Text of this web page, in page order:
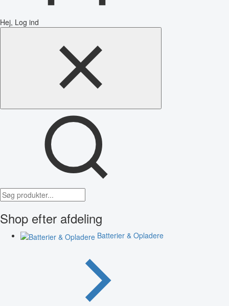
Hej, Log ind
Shop efter afdeling
Batterier & Opladere